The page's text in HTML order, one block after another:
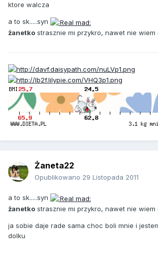
ktore walcza
a to sk.....syn
żanetko strasznie mi przykro, nawet nie wiem
Żaneta22
Opublikowano 29 Listopada 2011
a to sk.....syn
żanetko strasznie mi przykro, nawet nie wiem
ja sobie daje rade sama choc boli mnie i
dolku